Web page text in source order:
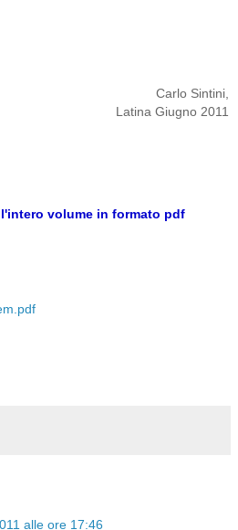
Carlo Sintini,
Latina Giugno 2011
l'intero volume in formato pdf
alle ore 17:46